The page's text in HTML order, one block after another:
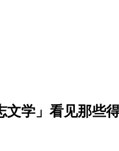
文学」看见那些